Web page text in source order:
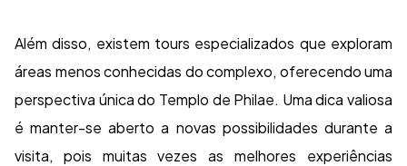
Além disso, existem tours especializados que exploram
áreas menos conhecidas do complexo, oferecendo uma
perspectiva única do Templo de Philae. Uma dica valiosa
é manter-se aberto a novas possibilidades durante a
visita, pois muitas vezes as melhores experiências